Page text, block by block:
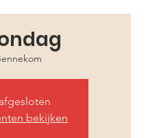
bekijken